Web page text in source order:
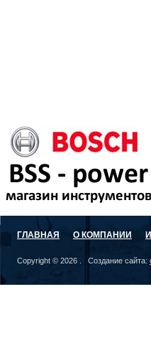
ГЛАВНАЯ О КОМПАНИИ
Copyright © 2026 . Создание сайта: